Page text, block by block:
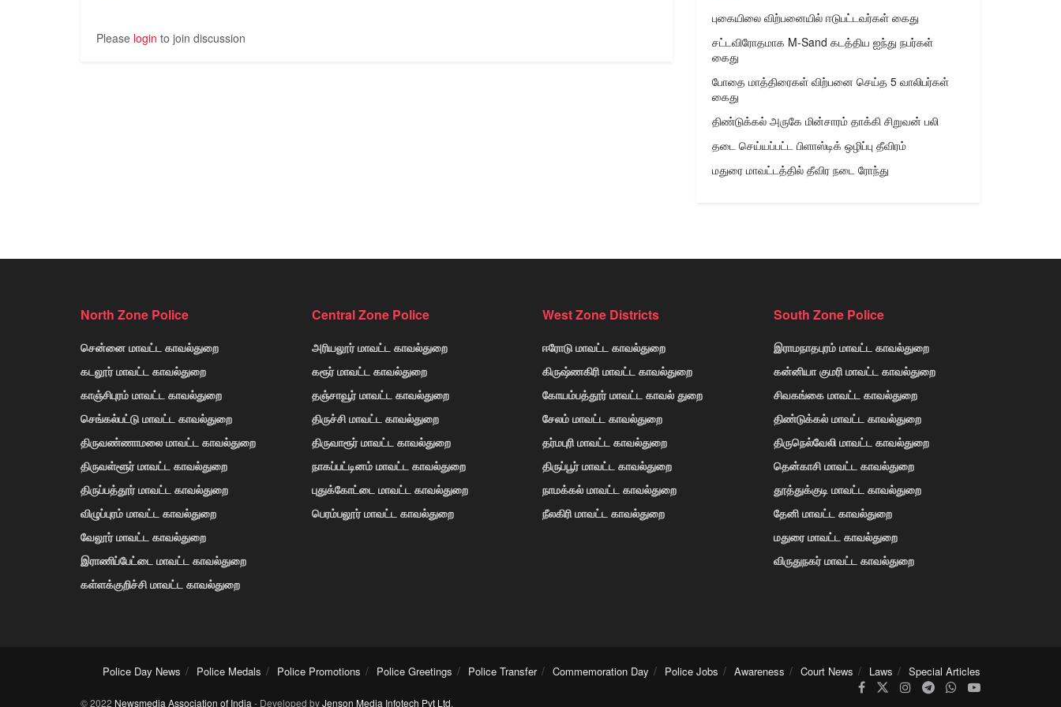
Please login to join discussion
புகையிலை விற்பனையில் ஈடுபட்டவர்கள் கைது
சட்டவிரோதமாக M-Sand கடத்திய ஐந்து நபர்கள்
கைது
போதை மாத்திரைகள் விற்பனை செய்த 5 வாலிபர்கள்
கைது
திண்டுக்கல் அருகே மின்சாரம் தாக்கி சிறுவன் பலி
தடை செய்யப்பட்ட பிளாஸ்டிக் ஒழிப்பு தீவிரம்
மதுரை மாவட்டத்தில் தீவிர நடை ரோந்து
North Zone Police
சென்னை மாவட்ட காவல்துறை
கடலூர் மாவட்ட காவல்துறை
காஞ்சிபுரம் மாவட்ட காவல்துறை
செங்கல்பட்டு மாவட்ட காவல்துறை
திருவண்ணாமலை மாவட்ட காவல்துறை
திருவள்ளூர் மாவட்ட காவல்துறை
திருப்பத்தூர் மாவட்ட காவல்துறை
விழுப்புரம் மாவட்ட காவல்துறை
வேலூர் மாவட்ட காவல்துறை
இராணிப்பேட்டை மாவட்ட காவல்துறை
கள்ளக்குறிச்சி மாவட்ட காவல்துறை
Central Zone Police
அரியலூர் மாவட்ட காவல்துறை
கரூர் மாவட்ட காவல்துறை
தஞ்சாவூர் மாவட்ட காவல்துறை
திருச்சி மாவட்ட காவல்துறை
திருவாரூர் மாவட்ட காவல்துறை
நாகப்பட்டினம் மாவட்ட காவல்துறை
புதுக்கோட்டை மாவட்ட காவல்துறை
பெரம்பலூர் மாவட்ட காவல்துறை
West Zone Districts
ஈரோடு மாவட்ட காவல்துறை
கிருஷ்ணகிரி மாவட்ட காவல்துறை
கோயம்பத்தூர் மாவட்ட காவல் துறை
சேலம் மாவட்ட காவல்துறை
தர்மபுரி மாவட்ட காவல்துறை
திருப்பூர் மாவட்ட காவல்துறை
நாமக்கல் மாவட்ட காவல்துறை
நீலகிரி மாவட்ட காவல்துறை
South Zone Police
இராமநாதபுரம் மாவட்ட காவல்துறை
கன்னியா குமரி மாவட்ட காவல்துறை
சிவகங்கை மாவட்ட காவல்துறை
திண்டுக்கல் மாவட்ட காவல்துறை
திருநெல்வேலி மாவட்ட காவல்துறை
தென்காசி மாவட்ட காவல்துறை
தூத்துக்குடி மாவட்ட காவல்துறை
தேனி மாவட்ட காவல்துறை
மதுரை மாவட்ட காவல்துறை
விருதுநகர் மாவட்ட காவல்துறை
Police Day News Police Medals Police Promotions Police Greetings Police Transfer Commemoration Day Police Jobs Awareness Court News Laws Special Articles
© 2022 Newsmedia Association of India - Developed byJenson Media Infotech Pvt Ltd.